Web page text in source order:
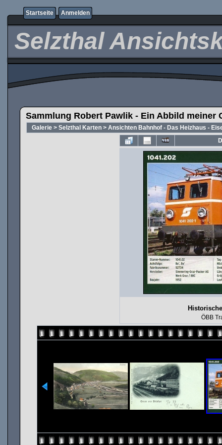
Startseite Anmelden
Selzthal
Sammlung Robert Pawlik - Ein Abbild meiner
Galerie > Selzthal Karten > Ansichten Bahnhof - Das Heizhaus -
ÖBB